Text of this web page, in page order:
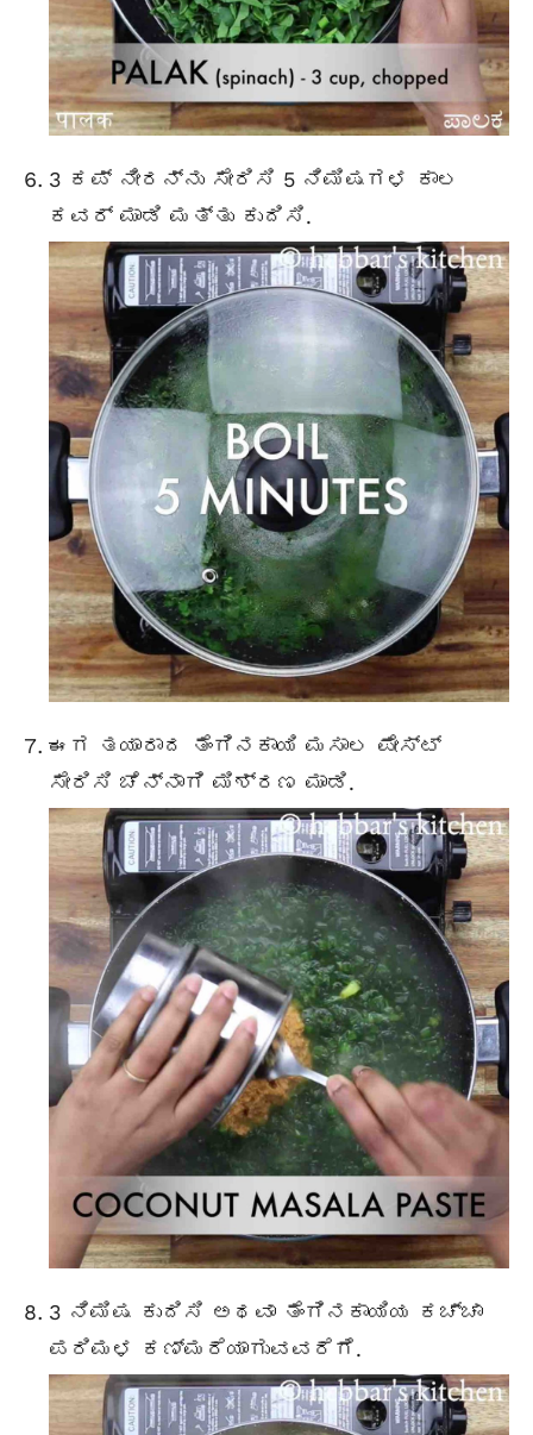
3 ಕಪ್ ನೀರನ್ನು ಸೇರಿಸಿ 5 ನಿಮಿಷಗಳ ಕಾಲ
ಕವರ್ ಮಾಡಿ ಮತ್ತು ಕುದಿಸಿ.
ಈಗ ತಯಾರಾದ ತೆಂಗಿನಕಾಯಿ ಮಸಾಲ ಪೇಸ್ಟ್
ಸೇರಿಸಿ ಚೆನ್ನಾಗಿ ಮಿಶ್ರಣ ಮಾಡಿ.
3 ನಿಮಿಷ ಕುದಿಸಿ ಅಥವಾ ತೆಂಗಿನಕಾಯಿಯ ಕಚ್ಚಾ
ಪರಿಮಳ ಕಣ್ಮರೆಯಾಗುವವರೆಗೆ.